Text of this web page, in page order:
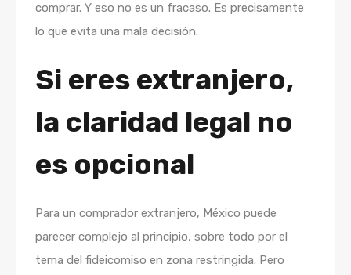
comprar. Y eso no es un fracaso. Es precisamente
lo que evita una mala decisión.
Si eres extranjero,
la claridad legal no
es opcional
Para un comprador extranjero, México puede
parecer complejo al principio, sobre todo por el
tema del fideicomiso en zona restringida. Pero